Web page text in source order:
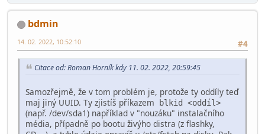
bdmin
#4
14. 02. 2022, 10:52:10
Citace od: Roman Horník kdy 11. 02. 2022, 20:59:45
Samozřejmě, že v tom problém je, protože ty oddíly teď
maj jiný UUID. Ty zjistíš příkazem blkid <oddíl>
(např. /dev/sda1) například v "nouzáku" instalačního
média, případně po bootu živýho distra (z flashky,